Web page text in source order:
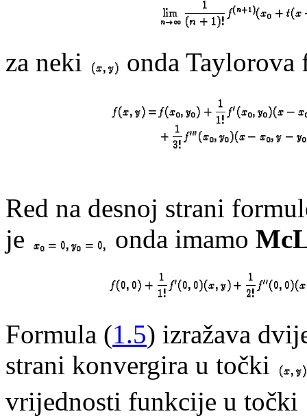
za neki onda Taylorova
Red na desnoj strani
je
onda imamo
Formula (1.5) izražava
strani konvergira u točki
vrijednosti funkcije u točki